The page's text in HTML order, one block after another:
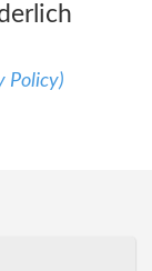
Policy)